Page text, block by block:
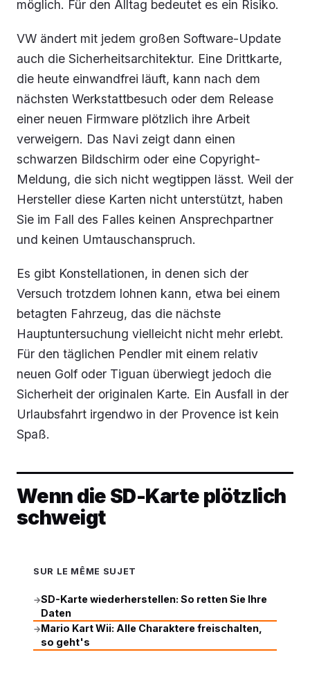
möglich. Für den Alltag bedeutet es ein Risiko.
VW ändert mit jedem großen Software-Update
auch die Sicherheitsarchitektur. Eine Drittkarte,
die heute einwandfrei läuft, kann nach dem
nächsten Werkstattbesuch oder dem Release
einer neuen Firmware plötzlich ihre Arbeit
verweigern. Das Navi zeigt dann einen
schwarzen Bildschirm oder eine Copyright-
Meldung, die sich nicht wegtippen lässt. Weil der
Hersteller diese Karten nicht unterstützt, haben
Sie im Fall des Falles keinen Ansprechpartner
und keinen Umtauschanspruch.
Es gibt Konstellationen, in denen sich der
Versuch trotzdem lohnen kann, etwa bei einem
betagten Fahrzeug, das die nächste
Hauptuntersuchung vielleicht nicht mehr erlebt.
Für den täglichen Pendler mit einem relativ
neuen Golf oder Tiguan überwiegt jedoch die
Sicherheit der originalen Karte. Ein Ausfall in der
Urlaubsfahrt irgendwo in der Provence ist kein
Spaß.
Wenn die SD-Karte plötzlich
schweigt
SUR LE MÊME SUJET
→SD-Karte wiederherstellen: So retten Sie Ihre
Daten
→Mario Kart Wii: Alle Charaktere freischalten,
so geht's